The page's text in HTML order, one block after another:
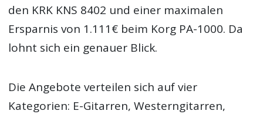
den KRK KNS 8402 und einer maximalen
Ersparnis von 1.111€ beim Korg PA-1000. Da
lohnt sich ein genauer Blick.
Die Angebote verteilen sich auf vier
Kategorien: E-Gitarren, Westerngitarren,